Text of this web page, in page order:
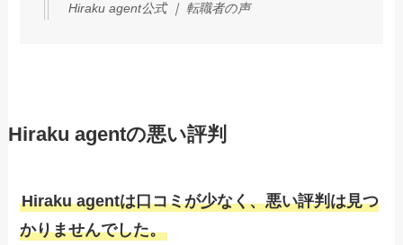
Hiraku agent公式 ｜ 転職者の声
Hiraku agentの悪い評判
Hiraku agentは口コミが少なく、悪い評判は見つ
かりませんでした。